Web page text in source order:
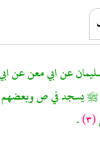
ﷺ يسجد في ص
(٣) .